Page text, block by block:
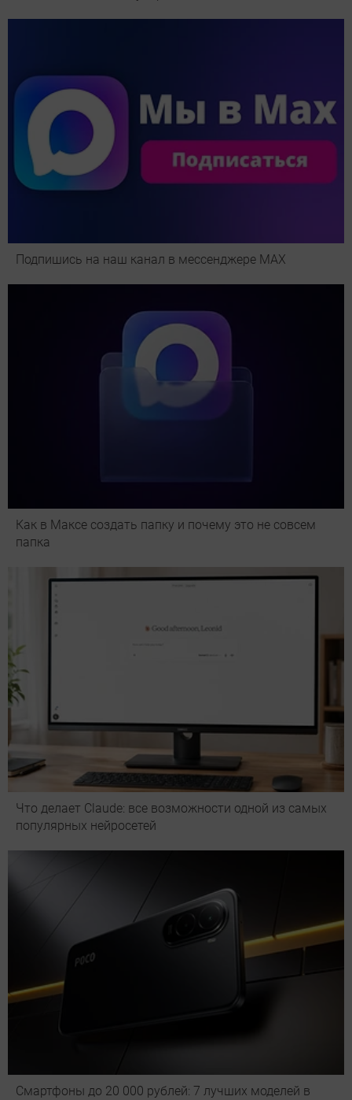
Подпишись на наш канал в мессенджере МАХ
Как в Максе создать папку и почему это не совсем
папка
Что делает Сlaude: все возможности одной из самых
популярных нейросетей
Смартфоны до 20 000 рублей: 7 лучших моделей в